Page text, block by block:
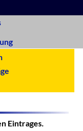
Eintrages.